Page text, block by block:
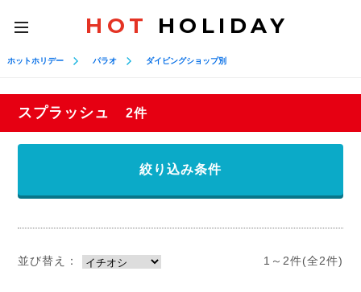
toggle
navigation
HOT HOLIDAY
ホットホリデー パラオ ダイビングショップ別
スプラッシュ 2件
絞り込み条件
並び替え： 1～2件(全2件)